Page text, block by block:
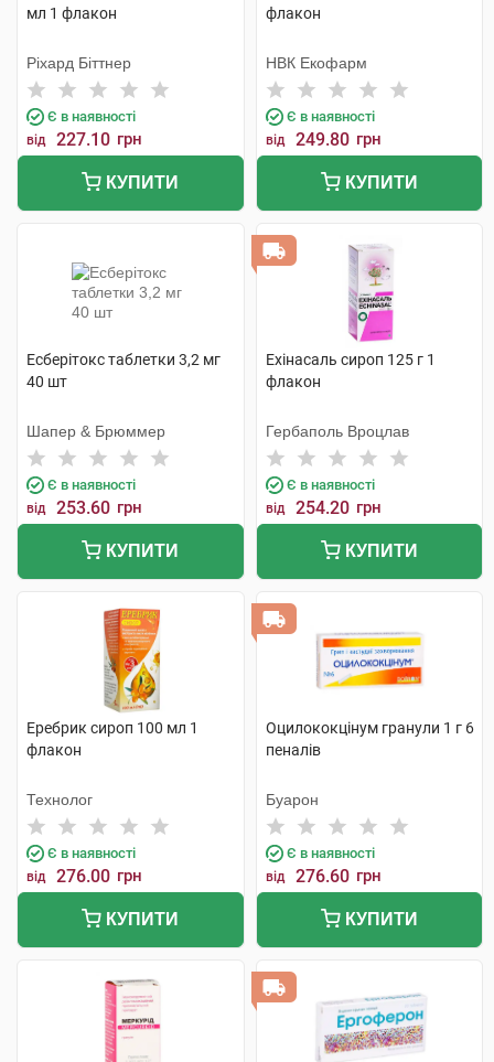
мл 1 флакон
Ріхард Біттнер
Є в наявності
від 227.10 грн
КУПИТИ
флакон
НВК Екофарм
Є в наявності
від 249.80 грн
КУПИТИ
Есберітокс таблетки 3,2 мг
40 шт
Шапер & Брюммер
Є в наявності
від 253.60 грн
КУПИТИ
Ехінасаль сироп 125 г 1
флакон
Гербаполь Вроцлав
Є в наявності
від 254.20 грн
КУПИТИ
Еребрик сироп 100 мл 1
флакон
Технолог
Є в наявності
від 276.00 грн
КУПИТИ
Оцилококцінум гранули 1 г 6
пеналів
Буарон
Є в наявності
від 276.60 грн
КУПИТИ